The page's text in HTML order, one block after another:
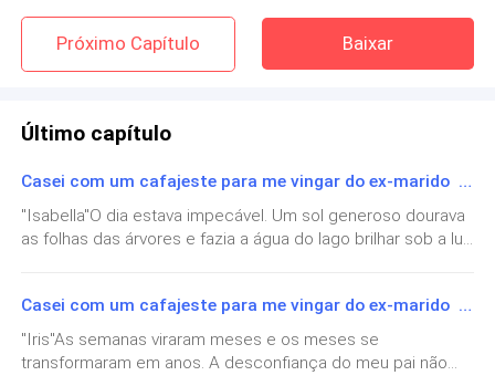
— Não precisa gritar. Estou tentando ajudar. Ele está
sofrendo muito com isso, mas não controlamos o
coração e não queremos enganar você.
— Ajudar? Você está na minha casa dizendo que meu
minha irmã. E acha que está me ajudando?
— Estou tentando facilitar, não precisa ser doloroso e
acontecendo?
Próximo Capítulo Baixar
Último capítulo
Casei com um cafajeste para me vingar do ex-marido Fim
"Isabella"O dia estava impecável. Um sol generoso dourava
as folhas das árvores e fazia a água do lago brilhar sob a luz
sido ontem que a minha própria jornada havia começado,
cercada de traições, tempestades e incertezas.E agora,
com menos colágeno e alguns fios de cabelo branco, eu
observava meus filhos adultos iniciando as próprias
Casei com um cafajeste para me vingar do ex-marido Epílogo 2. Paz
"Iris"As semanas viraram meses e os meses se
transformaram em anos. A desconfiança do meu pai não